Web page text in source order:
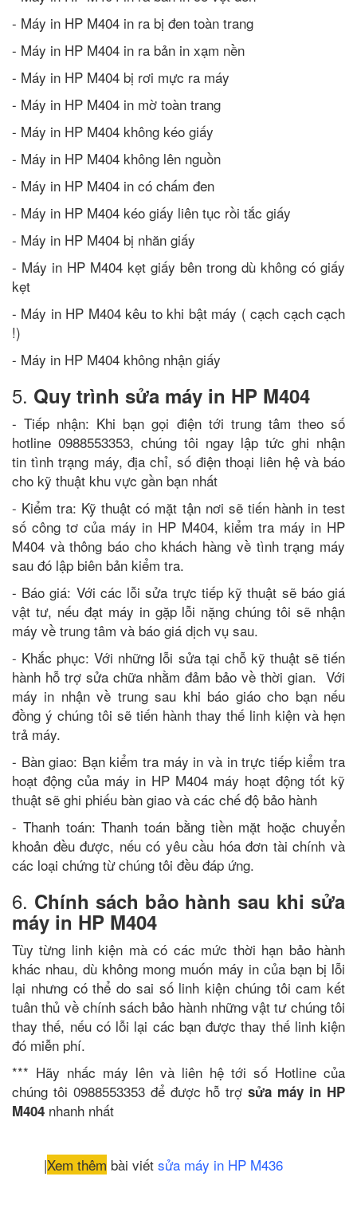
- Máy in HP M404 in ra bị đen toàn trang
- Máy in HP M404 in ra bản in xạm nền
- Máy in HP M404 bị rơi mực ra máy
- Máy in HP M404 in mờ toàn trang
- Máy in HP M404 không kéo giấy
- Máy in HP M404 không lên nguồn
- Máy in HP M404 in có chấm đen
- Máy in HP M404 kéo giấy liên tục rồi tắc giấy
- Máy in HP M404 bị nhăn giấy
- Máy in HP M404 kẹt giấy bên trong dù không có giấy
kẹt
- Máy in HP M404 kêu to khi bật máy ( cạch cạch cạch
!)
- Máy in HP M404 không nhận giấy
5. Quy trình sửa máy in HP M404
- Tiếp nhận: Khi bạn gọi điện tới trung tâm theo số
hotline 0988553353, chúng tôi ngay lập tức ghi nhận
tin tình trạng máy, địa chỉ, số điện thoại liên hệ và báo
cho kỹ thuật khu vực gần bạn nhất
- Kiểm tra: Kỹ thuật có mặt tận nơi sẽ tiến hành in test
số công tơ của máy in HP M404, kiểm tra máy in HP
M404 và thông báo cho khách hàng về tình trạng máy
sau đó lập biên bản kiểm tra.
- Báo giá: Với các lỗi sửa trực tiếp kỹ thuật sẽ báo giá
vật tư, nếu đạt máy in gặp lỗi nặng chúng tôi sẽ nhận
máy về trung tâm và báo giá dịch vụ sau.
- Khắc phục: Với những lỗi sửa tại chỗ kỹ thuật sẽ tiến
hành hỗ trợ sửa chữa nhằm đảm bảo về thời gian. Với
máy in nhận về trung sau khi báo giáo cho bạn nếu
đồng ý chúng tôi sẽ tiến hành thay thế linh kiện và hẹn
trả máy.
- Bàn giao: Bạn kiểm tra máy in và in trực tiếp kiểm tra
hoạt động của máy in HP M404 máy hoạt động tốt kỹ
thuật sẽ ghi phiếu bàn giao và các chế độ bảo hành
- Thanh toán: Thanh toán bằng tiền mặt hoặc chuyển
khoản đều được, nếu có yêu cầu hóa đơn tài chính và
các loại chứng từ chúng tôi đều đáp ứng.
6. Chính sách bảo hành sau khi sửa
máy in HP M404
Tùy từng linh kiện mà có các mức thời hạn bảo hành
khác nhau, dù không mong muốn máy in của bạn bị lỗi
lại nhưng có thể do sai số linh kiện chúng tôi cam kết
tuân thủ về chính sách bảo hành những vật tư chúng tôi
thay thế, nếu có lỗi lại các bạn được thay thế linh kiện
đó miễn phí.
*** Hãy nhấc máy lên và liên hệ tới số Hotline của
chúng tôi 0988553353 để được hỗ trợsửa máy in HP
M404 nhanh nhất
|Xem thêm bài viết sửa máy in HP M436